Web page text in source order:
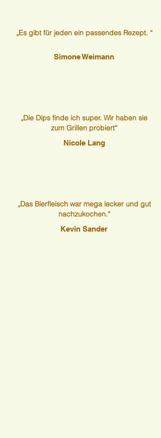
„Es gibt für jeden ein passendes Rezept. “
Simone Weimann
„Die Dips finde ich super. Wir haben sie
zum Grillen probiert“
Nicole Lang
„Das Bierfleisch war mega lecker und gut
nachzukochen.“
Kevin Sander